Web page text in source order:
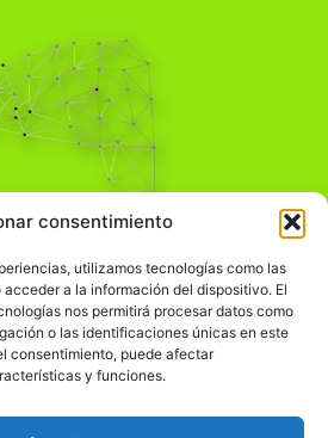
consentimiento
utilizamos tecnologías como las
a la información del dispositivo. El
nos permitirá procesar datos como
o las identificaciones únicas en este
consentimiento, puede afectar
y funciones.
Crítico
mundo para transformarlo.
Legal
de privacidad